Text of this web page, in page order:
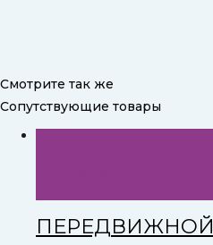
Смотрите так же
Сопутствующие товары
ПЕРЕДВИЖНОЙ